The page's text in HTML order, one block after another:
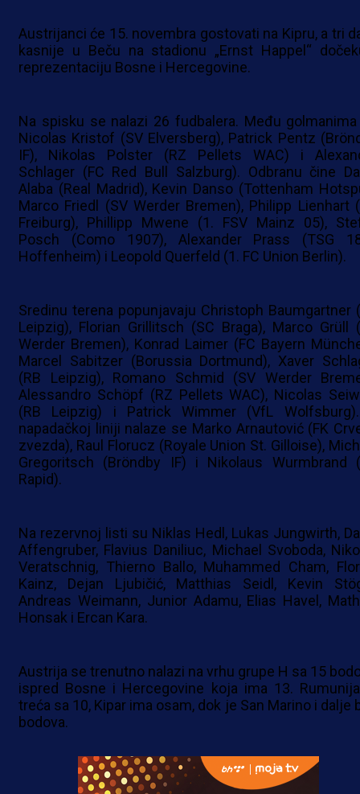
Austrijanci će 15. novembra gostovati na Kipru, a tri
kasnije u Beču na stadionu „Ernst Happel“
reprezentaciju Bosne i Hercegovine.
Na spisku se nalazi 26 fudbalera. Među
Nicolas Kristof (SV Elversberg), Patrick Pentz
IF), Nikolas Polster (RZ Pellets WAC) i
Schlager (FC Red Bull Salzburg). Odbranu čine
Alaba (Real Madrid), Kevin Danso (Tottenham
Marco Friedl (SV Werder Bremen), Philipp Lienhart
Freiburg), Phillipp Mwene (1. FSV Mainz 05),
Posch (Como 1907), Alexander Prass (TSG
Hoffenheim) i Leopold Querfeld (1. FC Union Berlin).
Sredinu terena popunjavaju Christoph Baumgartner
Leipzig), Florian Grillitsch (SC Braga), Marco Grüll
Werder Bremen), Konrad Laimer (FC Bayern
Marcel Sabitzer (Borussia Dortmund), Xaver
(RB Leipzig), Romano Schmid (SV Werder
Alessandro Schöpf (RZ Pellets WAC), Nicolas
(RB Leipzig) i Patrick Wimmer (VfL
napadačkoj liniji nalaze se Marko Arnautović (FK
zvezda), Raul Florucz (Royale Union St. Gilloise),
Gregoritsch (Bröndby IF) i Nikolaus Wurmbrand
Rapid).
Na rezervnoj listi su Niklas Hedl, Lukas Jungwirth,
Affengruber, Flavius Daniliuc, Michael Svoboda,
Veratschnig, Thierno Ballo, Muhammed Cham,
Kainz, Dejan Ljubičić, Matthias Seidl, Kevin
Andreas Weimann, Junior Adamu, Elias Havel,
Honsak i Ercan Kara.
Austrija se trenutno nalazi na vrhu grupe H sa 15
ispred Bosne i Hercegovine koja ima 13.
treća sa 10, Kipar ima osam, dok je San Marino i dalje
bodova.